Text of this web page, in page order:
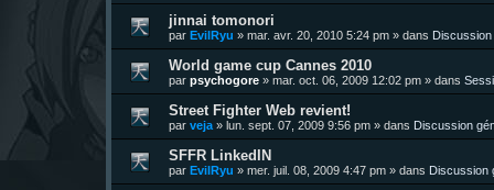
jinnai tomonori
par EvilRyu » mar. avr. 20, 2010 5:24 pm » dans
World game cup Cannes 2010
par psychogore » mar. oct. 06, 2009 12:02 pm » dans
Street Fighter Web revient!
par veja » lun. sept. 07, 2009 9:56 pm » dans Discussion
SFFR LinkedIN
par EvilRyu » mer. juil. 08, 2009 4:47 pm » dans Discussion